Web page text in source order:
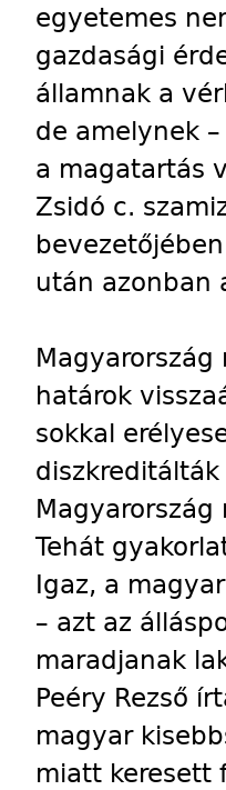
egyetemes
gazdasági
államnak a
de amelynek
a magatartás
Zsidó c.
után azonban
határok
sokkal
Tehát
Igaz, a
– azt az
maradjanak
Peéry Rezső
magyar
miatt keresett